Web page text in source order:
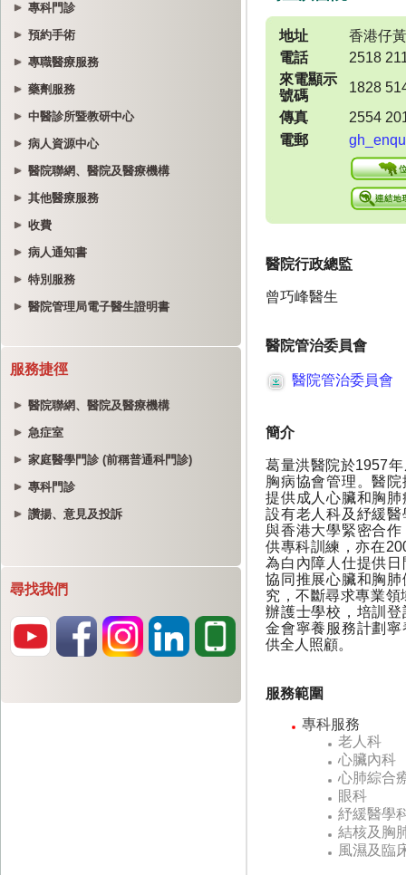
專科門診
預約手術
專職醫療服務
藥劑服務
中醫診所暨教研中心
病人資源中心
醫院聯網、醫院及醫療機構
其他醫療服務
收費
病人通知書
特別服務
醫院管理局電子醫生證明書
服務捷徑
醫院聯網、醫院及醫療機構
急症室
家庭醫學門診 (前稱普通科門診)
專科門診
讚揚、意見及投訴
尋找我們